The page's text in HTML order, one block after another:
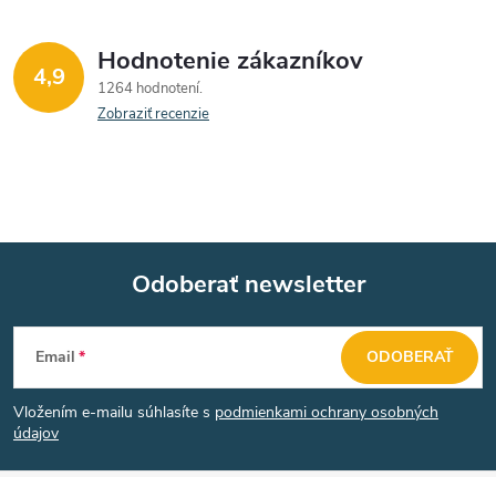
4,9 Hodnotenie zákazníkov
1264 hodnotení
Zobraziť recenzie
Z
á
p
Odoberať newsletter
Email
Vložením e-mailu súhlasíte s podmienkami ochrany osobných
údajov
ODOBERAŤ